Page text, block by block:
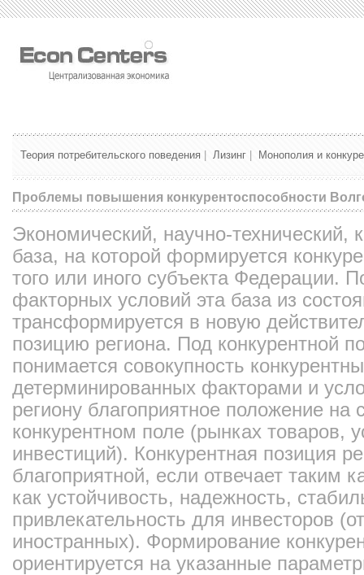
Теория потребительского поведения Лизинг Монополия и
Проблемы повышения конкурентоспособности
Экономический, научно-технический,
база, на которой формируется
того или иного субъекта Федерации.
факторных условий эта база из
трансформируется в новую
позицию региона. Под конкурентной
понимается совокупность
детерминированных факторами и
региону благоприятное положение на
конкурентном поле (рынках товаров,
инвестиций). Конкурентная позиция
благоприятной, если отвечает таким
как устойчивость, надежность,
привлекательность для инвесторов
иностранных). Формирование
ориентируется на указанные